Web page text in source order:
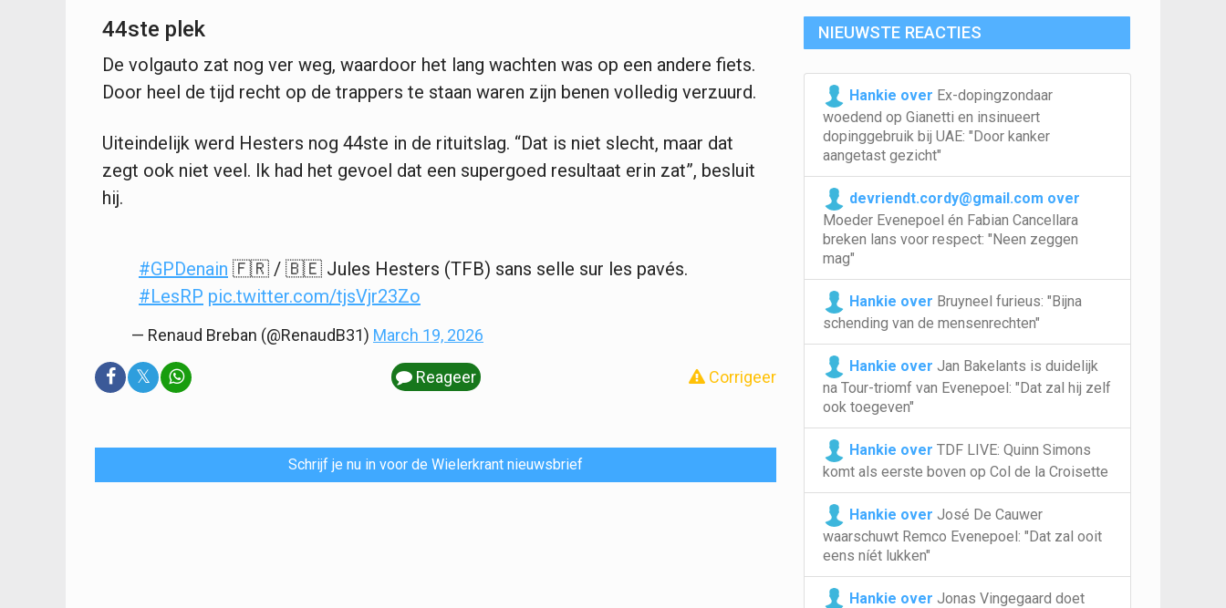
44ste plek
De volgauto zat nog ver weg, waardoor het lang wachten was op een andere fiets.
Door heel de tijd recht op de trappers te staan waren zijn benen volledig verzuurd.
Uiteindelijk werd Hesters nog 44ste in de rituitslag. “Dat is niet slecht, maar dat
zegt ook niet veel. Ik had het gevoel dat een supergoed resultaat erin zat”, besluit
hij.
#GPDenain 🇫🇷 / 🇧🇪 Jules Hesters (TFB) sans selle sur les pavés.
#LesRP pic.twitter.com/tjsVjr23Zo
— Renaud Breban (@RenaudB31) March 19, 2026
𝕏 Reageer Corrigeer
Schrijf je nu in voor de Wielerkrant nieuwsbrief
NIEUWSTE REACTIES
Hankie over Ex-dopingzondaar
woedend op Gianetti en insinueert
dopinggebruik bij UAE: "Door kanker
aangetast gezicht"
devriendt.cordy@gmail.com over
Moeder Evenepoel én Fabian Cancellara
breken lans voor respect: "Neen zeggen
mag"
Hankie over Bruyneel furieus: "Bijna
schending van de mensenrechten"
Hankie over Jan Bakelants is duidelijk
na Tour-triomf van Evenepoel: "Dat zal hij zelf
ook toegeven"
Hankie over TDF LIVE: Quinn Simons
komt als eerste boven op Col de la Croisette
Hankie over José De Cauwer
waarschuwt Remco Evenepoel: "Dat zal ooit
eens níét lukken"
Hankie over Jonas Vingegaard doet